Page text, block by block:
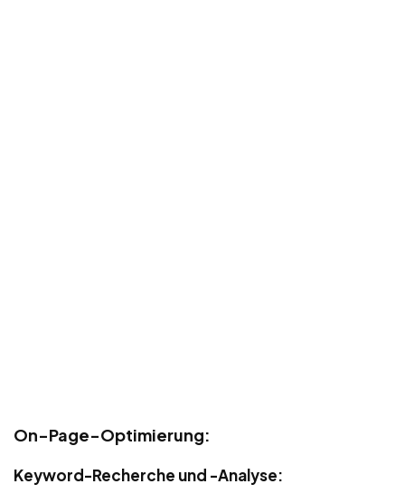
On-Page-Optimierung:
Keyword-Recherche und -Analyse: